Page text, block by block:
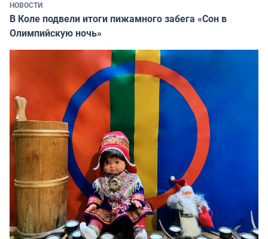
НОВОСТИ
В Коле подвели итоги пижамного забега «Сон в
Олимпийскую ночь»